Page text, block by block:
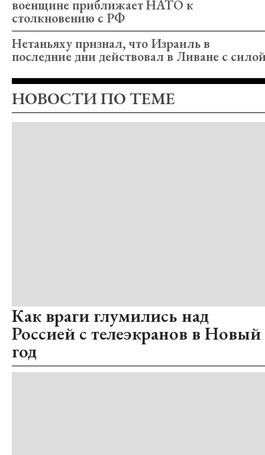
военщине приближает НАТО к
столкновению с РФ
Нетаньяху признал, что Израиль в
последние дни действовал в Ливане с
НОВОСТИ ПО ТЕМЕ
Как враги глумились над
Россией с телеэкранов в Новый
год